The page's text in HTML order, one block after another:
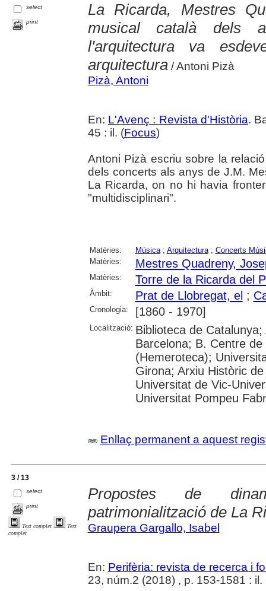
select
print
La Ricarda, Mestres
musical català dels
l'arquitectura va
arquitectura/ Antoni Pizà
Pizà, Antoni
En: L'Avenç : Revista d'Història.
45 : il. (Focus)
Antoni Pizà escriu sobre la
dels concerts als anys de J.M.
La Ricarda, on no hi havia
"multidisciplinari".
Matèries: Música; Arquitectura; Concerts
Matèries:
Mestres Quadreny,
Matèries: Torre de la Ricarda del
Àmbit: Prat de Llobregat, el ;
Cronologia: [1860 - 1970]
Localització: Biblioteca de
Barcelona; B. Centre
(Hemeroteca);
Girona; Arxiu Històric
Universitat de Vic-
Universitat Pompeu
Enllaç permanent a aquest
3 / 13
select
print
Text complet
Text
complet
Propostes de
patrimonialització de La
Graupera Gargallo, Isabel
En: Perifèria: revista de recerca i
23, núm.2 (2018) , p. 153-1581 : il.